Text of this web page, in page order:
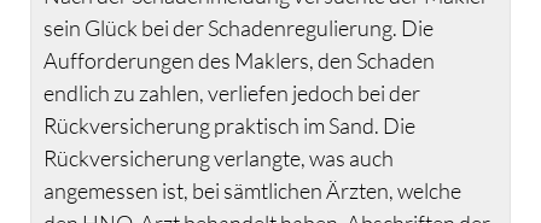
sein Glück bei der Schadenregulierung. Die
Aufforderungen des Maklers, den Schaden
endlich zu zahlen, verliefen jedoch bei der
Rückversicherung praktisch im Sand. Die
Rückversicherung verlangte, was auch
angemessen ist, bei sämtlichen Ärzten, welche